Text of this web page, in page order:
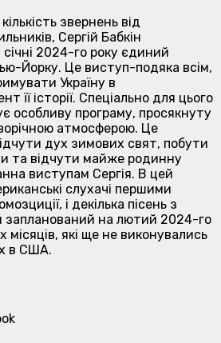
звернень від
Сергій Бабкін
січні 2024-го року єдиний
Йорку. Це виступ-подяка всім,
Україну в
її історії. Спеціально для цього
особливу програму, просякнуту
атмосферою. Це
дух зимових свят, побути
та відчути майже родинну
виступам Сергія. В цей
слухачі першими
і декілька пісень з
запланований на лютий 2024-го
місяців, які ще не виконувались
в США.